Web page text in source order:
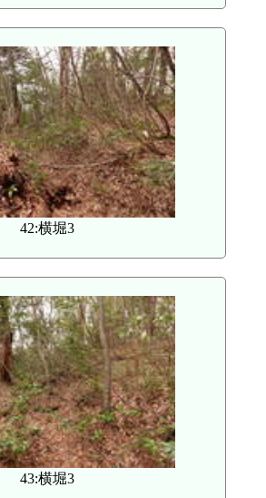
42:横堀3
43:横堀3